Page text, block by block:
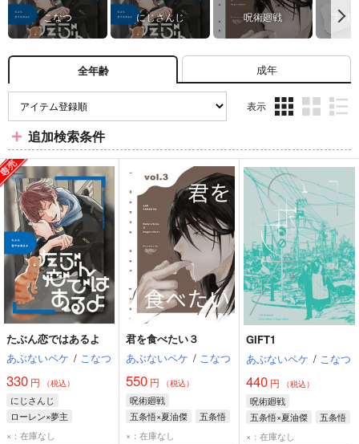
こなつ にじさんじ 呪術廻戦 実録
全年齢 成年
表示
ム
表
示
ム
表
ム
表
追加検索条件
たぶん恋ではあるよ
あぶないペケ / こなつ
330 円 （税込）
にじさんじ
ローレン×夢主
ローレン・イロアス
×：在庫なし
君を食べたい３
あぶないペケ / こなつ
550 円 （税込）
呪術廻戦
五条悟×夏油傑
五条悟
夏油傑
×：在庫なし
GIFT1
あぶないペケ / こなつ
440円 （税込）
呪術廻戦
五条悟×夏油傑
五条悟
夏油傑
×：在庫なし